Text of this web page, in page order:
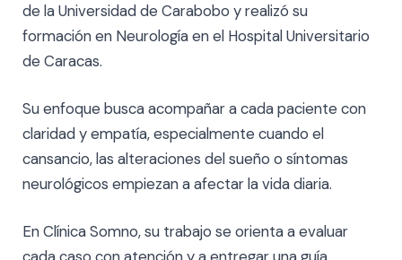
de la Universidad de Carabobo y realizó su
formación en Neurología en el Hospital Universitario
de Caracas.
Su enfoque busca acompañar a cada paciente con
claridad y empatía, especialmente cuando el
cansancio, las alteraciones del sueño o síntomas
neurológicos empiezan a afectar la vida diaria.
En Clínica Somno, su trabajo se orienta a evaluar